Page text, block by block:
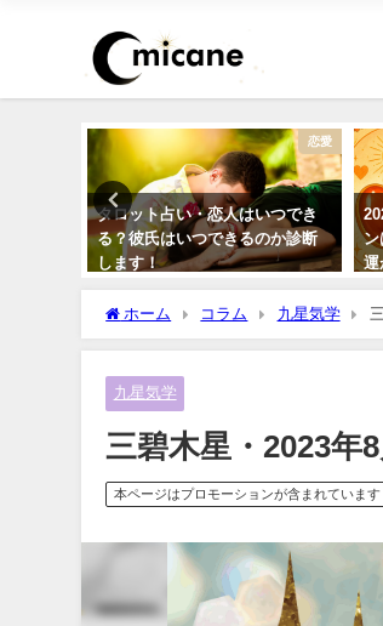
恋愛
タロット占い・恋人はいつでき
る？彼氏はいつできるのか診断
します！
ン
運
ホーム コラム 九星気学
九星気学
三碧木星・2023年
本ページはプロモーションが含まれています